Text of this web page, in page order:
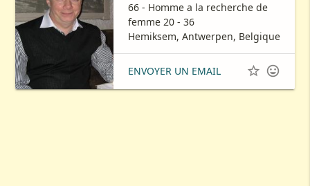
66 - Homme a la recherche de
femme 20 - 36
Hemiksem, Antwerpen, Belgique
ENVOYER UN EMAIL  